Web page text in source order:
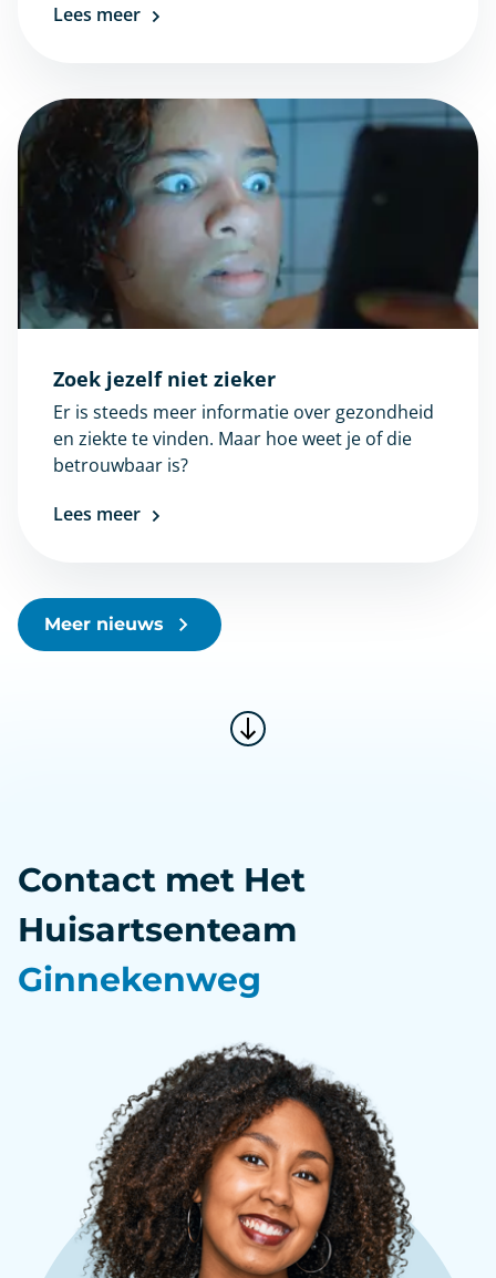
Lees meer
Zoek jezelf niet zieker
Er is steeds meer informatie over gezondheid
en ziekte te vinden. Maar hoe weet je of die
betrouwbaar is?
Lees meer
Meer nieuws
Contact met Het
Huisartsenteam
Ginnekenweg